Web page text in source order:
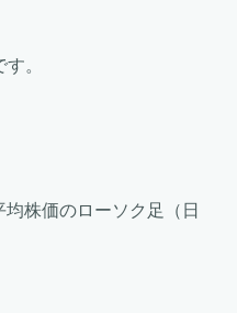
。
株価のローソク足（日